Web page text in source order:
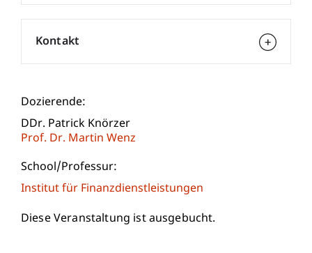
Dozierende:
DDr. Patrick Knörzer
Prof. Dr. Martin Wenz
School/Professur:
Institut für Finanzdienstleistungen
Diese Veranstaltung ist ausgebucht.
Kontakt